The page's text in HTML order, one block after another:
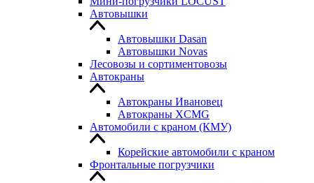
Автовышки
Автовышки Dasan
Автовышки Novas
Лесовозы и сортиментовозы
Автокраны
Автокраны Ивановец
Автокраны XCMG
Автомобили с краном (КМУ)
Корейские автомобили с краном
Фронтальные погрузчики